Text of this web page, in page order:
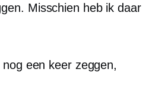
Misschien heb ik daar
een keer zeggen,